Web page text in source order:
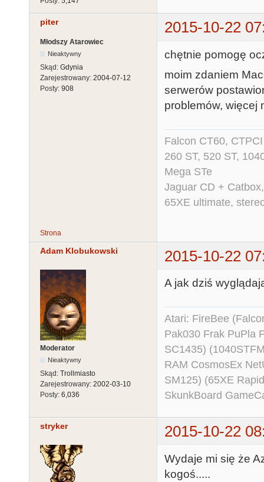
piter 2015-10-22
Młodszy Atarowiec
Nieaktywny
Skąd: Gdynia
Zarejestrowany: 2004-07-12
Posty: 908
chętnie pomogę
moim zdaniem
serwerów
problemów, więcej
Falcon CT60,
260 ST, 520 ST,
Mega STe
Jaguar CD +
65XE ultimate,
Strona
Adam Klobukowski 2015-10-22
Moderator
Nieaktywny
Skąd: Trollmiasto
Zarejestrowany: 2002-03-10
Posty: 6,036
A jak dziś
Atari: FireBee
Pak030 Frak PuPla
SC1435)
RAM CosmosEx
SM125) (65XE
SkunkBoard
stryker 2015-10-22
Wydaje mi się że
kogoś.....